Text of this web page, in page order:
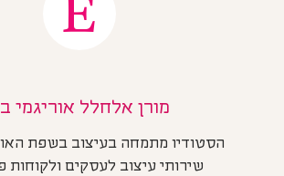
מורן אלחלל אוריגמי
הסטודיו מתמחה בעיצוב בשפת
שירותי עיצוב לעסקים ולקוחות